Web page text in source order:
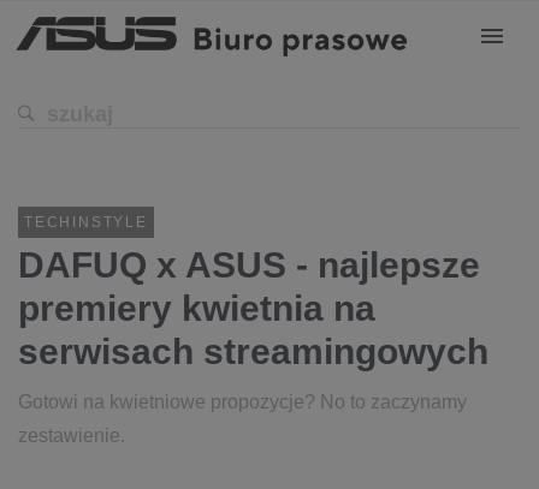
TECHINSTYLE
DAFUQ x ASUS - najlepsze
premiery kwietnia na
serwisach streamingowych
Gotowi na kwietniowe propozycje? No to zaczynamy
zestawienie.